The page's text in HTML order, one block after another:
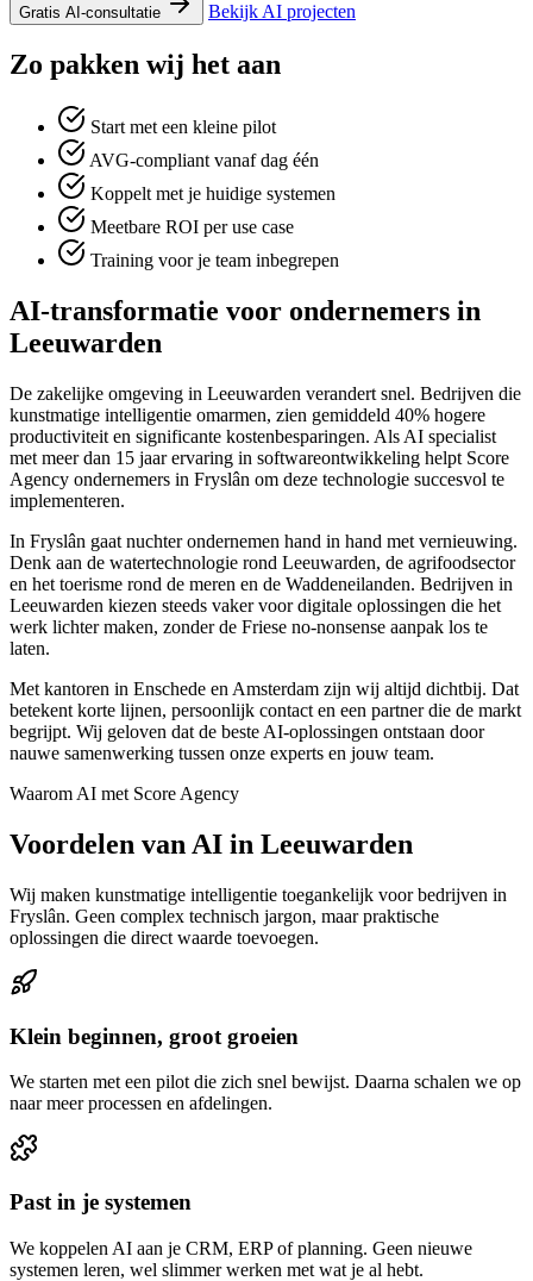
Gratis AI-consultatie Bekijk AI projecten
Zo pakken wij het aan
Start met een kleine pilot
AVG-compliant vanaf dag één
Koppelt met je huidige systemen
Meetbare ROI per use case
Training voor je team inbegrepen
AI-transformatie voor ondernemers in
Leeuwarden
De zakelijke omgeving in Leeuwarden verandert snel. Bedrijven die
kunstmatige intelligentie omarmen, zien gemiddeld 40% hogere
productiviteit en significante kostenbesparingen. Als AI specialist
met meer dan 15 jaar ervaring in softwareontwikkeling helpt Score
Agency ondernemers in Fryslân om deze technologie succesvol te
implementeren.
In Fryslân gaat nuchter ondernemen hand in hand met vernieuwing.
Denk aan de watertechnologie rond Leeuwarden, de agrifoodsector
en het toerisme rond de meren en de Waddeneilanden. Bedrijven in
Leeuwarden kiezen steeds vaker voor digitale oplossingen die het
werk lichter maken, zonder de Friese no-nonsense aanpak los te
laten.
Met kantoren in Enschede en Amsterdam zijn wij altijd dichtbij. Dat
betekent korte lijnen, persoonlijk contact en een partner die de markt
begrijpt. Wij geloven dat de beste AI-oplossingen ontstaan door
nauwe samenwerking tussen onze experts en jouw team.
Waarom AI met Score Agency
Voordelen van AI in Leeuwarden
Wij maken kunstmatige intelligentie toegankelijk voor bedrijven in
Fryslân. Geen complex technisch jargon, maar praktische
oplossingen die direct waarde toevoegen.
Klein beginnen, groot groeien
We starten met een pilot die zich snel bewijst. Daarna schalen we op
naar meer processen en afdelingen.
Past in je systemen
We koppelen AI aan je CRM, ERP of planning. Geen nieuwe
systemen leren, wel slimmer werken met wat je al hebt.